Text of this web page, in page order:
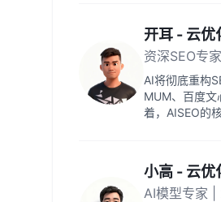
开耳 - 云优
资深SEO专
AI将彻底重构
MUM、百度
着，AISEO的
小高 - 云优
AI模型专家 |